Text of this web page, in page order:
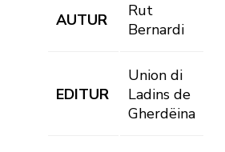
AUTUR
Rut
Bernardi
EDITUR
Union di
Ladins de
Gherdëina